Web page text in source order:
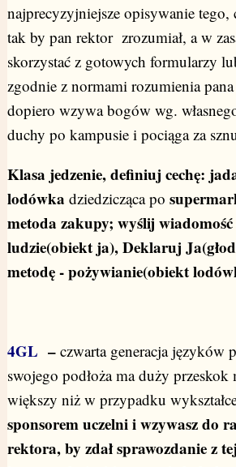
najprecyzyjniejsze opisywanie tego,
tak by pan rektor zrozumiał, a w
skorzystać z gotowych formularzy
zgodnie z normami rozumienia
dopiero wzywa bogów wg.
duchy po kampusie i pociąga za
Klasa jedzenie, definiuj cechę:
lodówka dziedzicząca po
metoda zakupy; wyślij
ludzie(obiekt ja), Deklaruj
metodę - pożywianie(obiekt
4GL – czwarta generacja języków
swojego podłoża ma duży przeskok
większy niż w przypadku
sponsorem uczelni i wzywasz do
rektora, by zdał sprawozdanie z